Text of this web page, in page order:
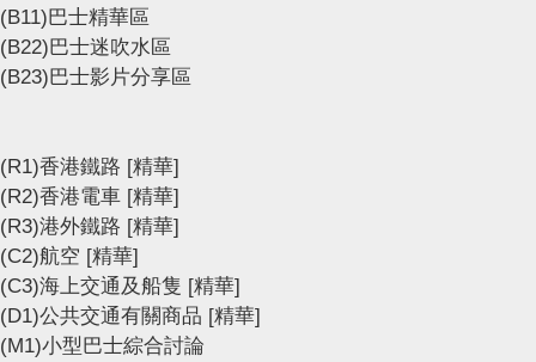
(B11)巴士精華區
(B22)巴士迷吹水區
(B23)巴士影片分享區
(R1)香港鐵路 [精華]
(R2)香港電車 [精華]
(R3)港外鐵路 [精華]
(C2)航空 [精華]
(C3)海上交通及船隻 [精華]
(D1)公共交通有關商品 [精華]
(M1)小型巴士綜合討論